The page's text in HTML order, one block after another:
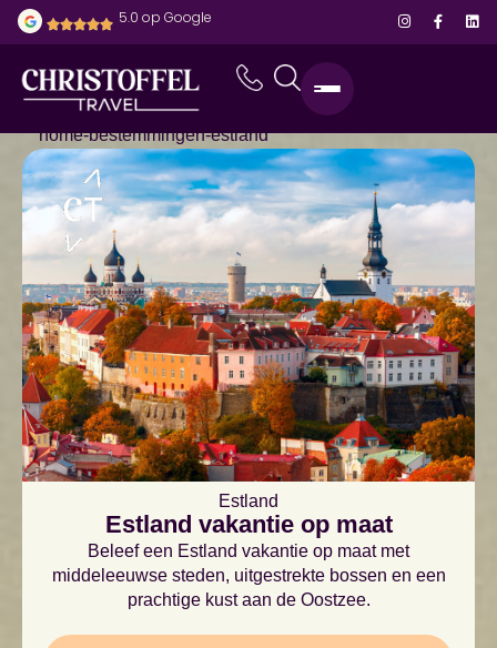
5.0 op Google
home-bestemmingen-estland
Estland
Estland vakantie op maat
Beleef een Estland vakantie op maat met
middeleeuwse steden, uitgestrekte bossen en een
prachtige kust aan de Oostzee.